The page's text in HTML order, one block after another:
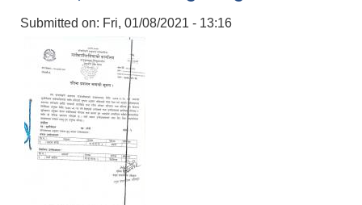
Submitted on: Fri, 01/08/2021 - 13:16